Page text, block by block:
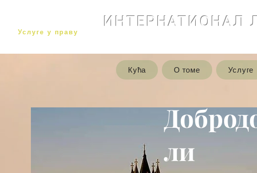
ИНТЕРНАТИОНАЛ
Услуге у праву
Кућа О томе Услуге
ли